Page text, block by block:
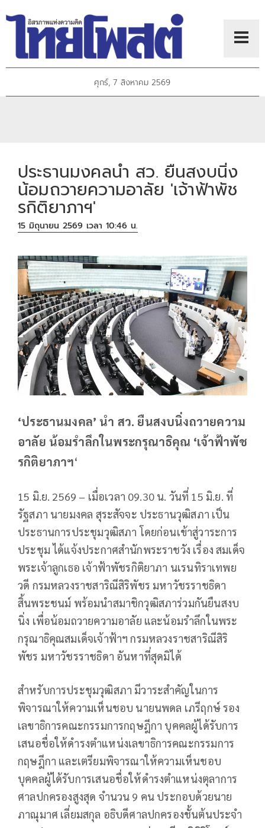
ศุกร์, 7 สิงหาคม 2569
ประธานมงคลนำ สว. ยืนสงบนิ่ง
น้อมถวายความอาลัย 'เจ้าฟ้าพัช
รกิติยาภาฯ'
15 มิถุนายน 2569 เวลา 10:46 น.
‘ประธานมงคล’ นำ สว. ยืนสงบนิ่งถวายความ
อาลัย น้อมรำลึกในพระกรุณาธิคุณ ‘เจ้าฟ้าพัช
รกิติยาภาฯ‘
15 มิ.ย. 2569 – เมื่อเวลา 09.30 น. วันที่ 15 มิ.ย. ที่
รัฐสภา นายมงคล สุระสัจจะ ประธานวุฒิสภา เป็น
ประธานการประชุมวุฒิสภา โดยก่อนเข้าสู่วาระการ
ประชุม ได้แจ้งประกาศสำนักพระราชวัง เรื่อง สมเด็จ
พระเจ้าลูกเธอ เจ้าฟ้าพัชรกิติยาภา นเรนทิราเทพย
วดี กรมหลวงราชสาริณีสิริพัชร มหาวัชรราชธิดา
สิ้นพระชนม์ พร้อมนำสมาชิกวุฒิสภาร่วมกันยืนสงบ
นิ่ง เพื่อน้อมถวายความอาลัย และน้อมรำลึกในพระ
กรุณาธิคุณสมเด็จเจ้าฟ้าฯ กรมหลวงราชสาริณีสิริ
พัชร มหาวัชรราชธิดา อันหาที่สุดมิได้
สำหรับการประชุมวุฒิสภา มีวาระสำคัญในการ
พิจารณาให้ความเห็นชอบ นายนพดล เภรีฤกษ์ รอง
เลขาธิการคณะกรรมการกฤษฎีกา บุคคลผู้ได้รับการ
เสนอชื่อให้ดำรงตำแหน่งเลขาธิการคณะกรรมการ
กฤษฎีกา และเตรียมพิจารณาให้ความเห็นชอบ
บุคคลผู้ได้รับการเสนอชื่อให้ดำรงตำแหน่งตุลาการ
ศาลปกครองสูงสุด จำนวน 9 คน ประกอบด้วยนาย
ภาณุมาศ เลี่ยมสกุล อธิบดีศาลปกครองชั้นต้นประจำ